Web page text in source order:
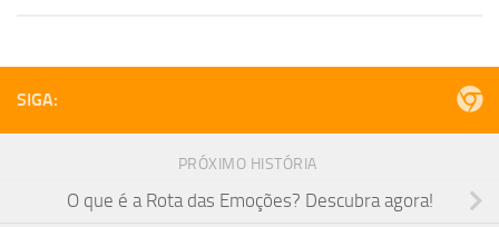
SIGA:
PRÓXIMO HISTÓRIA
O que é a Rota das Emoções? Descubra agora!